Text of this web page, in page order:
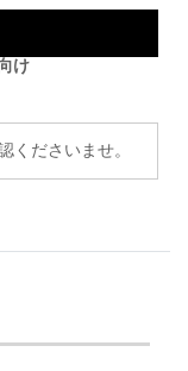
け
くださいませ。